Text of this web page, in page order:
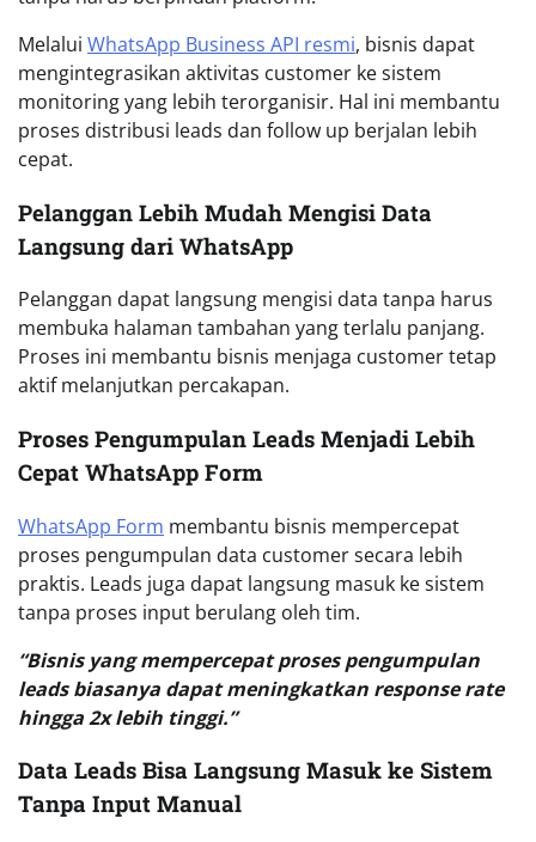
Melalui WhatsApp Business API resmi, bisnis dapat
mengintegrasikan aktivitas customer ke sistem
monitoring yang lebih terorganisir. Hal ini membantu
proses distribusi leads dan follow up berjalan lebih
cepat.
Pelanggan Lebih Mudah Mengisi Data
Langsung dari WhatsApp
Pelanggan dapat langsung mengisi data tanpa harus
membuka halaman tambahan yang terlalu panjang.
Proses ini membantu bisnis menjaga customer tetap
aktif melanjutkan percakapan.
Proses Pengumpulan Leads Menjadi Lebih
Cepat WhatsApp Form
WhatsApp Form membantu bisnis mempercepat
proses pengumpulan data customer secara lebih
praktis. Leads juga dapat langsung masuk ke sistem
tanpa proses input berulang oleh tim.
“Bisnis yang mempercepat proses pengumpulan
leads biasanya dapat meningkatkan response rate
hingga 2x lebih tinggi.”
Data Leads Bisa Langsung Masuk ke Sistem
Tanpa Input Manual